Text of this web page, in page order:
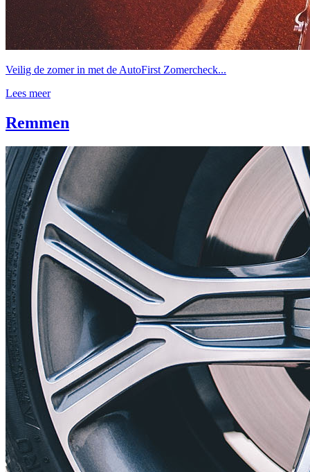
Veilig de zomer in met de AutoFirst Zomercheck...
Lees meer
Remmen